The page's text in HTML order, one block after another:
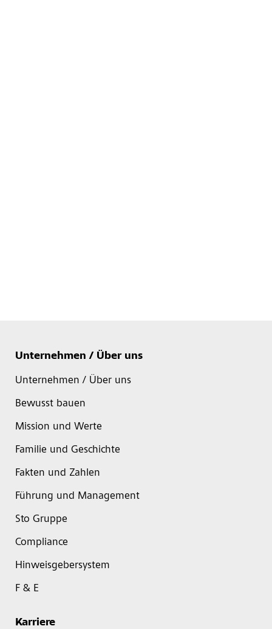
Unternehmen / Über uns
Unternehmen / Über uns
Bewusst bauen
Mission und Werte
Familie und Geschichte
Fakten und Zahlen
Führung und Management
Sto Gruppe
Compliance
Hinweisgebersystem
F & E
Karriere